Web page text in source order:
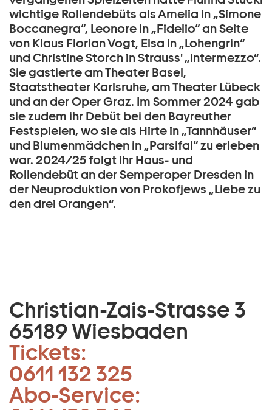
wichtige Rollendebüts als Amelia in „Simone
Boccanegra“, Leonore in „Fidelio“ an Seite
von Klaus Florian Vogt, Elsa in „Lohengrin“
und Christine Storch in Strauss' „Intermezzo“.
Sie gastierte am Theater Basel,
Staatstheater Karlsruhe, am Theater Lübeck
und an der Oper Graz. Im Sommer 2024 gab
sie zudem ihr Debüt bei den Bayreuther
Festspielen, wo sie als Hirte in „Tannhäuser“
und Blumenmädchen in „Parsifal“ zu erleben
war. 2024/25 folgt ihr Haus- und
Rollendebüt an der Semperoper Dresden in
der Neuproduktion von Prokofjews „Liebe zu
den drei Orangen“.
Christian-Zais-Strasse 3
65189 Wiesbaden
Tickets:
0611 132 325
Abo-Service: